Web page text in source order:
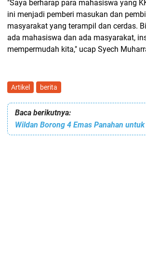
"Saya berharap para mahasiswa yang
ini menjadi pemberi masukan dan
masyarakat yang terampil dan cerdas.
ada mahasiswa dan ada masyarakat,
mempermudah kita," ucap Syech
Artikel berita
Baca berikutnya: